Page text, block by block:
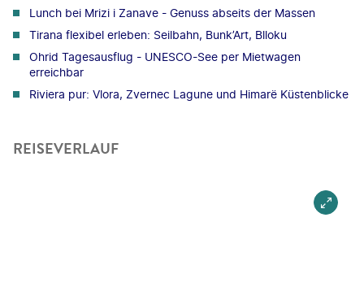
Lunch bei Mrizi i Zanave - Genuss abseits der Massen
Tirana flexibel erleben: Seilbahn, Bunk’Art, Blloku
Ohrid Tagesausflug - UNESCO-See per Mietwagen
erreichbar
Riviera pur: Vlora, Zvernec Lagune und Himarë Küstenblicke
REISEVERLAUF